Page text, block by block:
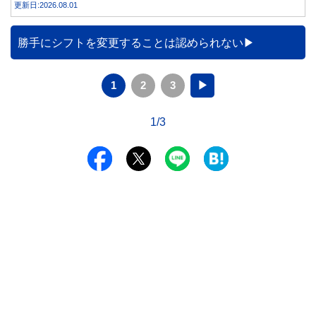
データをもとに、節約効果の目安と快適に過ごすためのポイ
ントを分かりやすく解説します。
更新日:2026.08.01
勝手にシフトを変更することは認められない
1 2 3 ▶
1/3